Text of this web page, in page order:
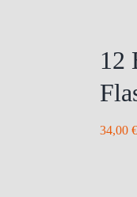
12
34,00 €